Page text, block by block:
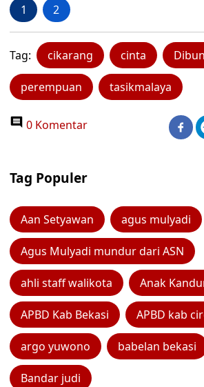
1 2
Tag: cikarang cinta
perempuan tasikmalaya
0 Komentar
Tag Populer
Aan Setyawan agus mulyadi
Agus Mulyadi mundur dari ASN
ahli staff walikota Anak
APBD Kab Bekasi APBD kab
argo yuwono babelan bekasi
Bandar judi